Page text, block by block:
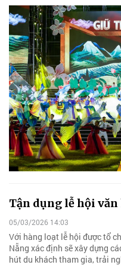
Tận dụng lễ hội
05/03/2026 14:03
Với hàng loạt lễ hội được tổ
Nẵng xác định sẽ xây dựng
hút du khách tham gia, trải